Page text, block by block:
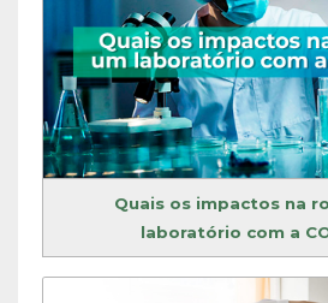
Quais os impactos na
laboratório com a